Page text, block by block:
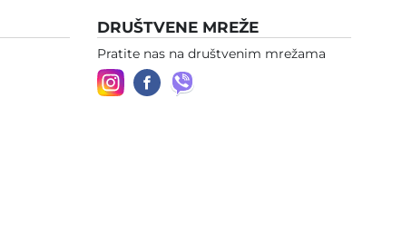
DRUŠTVENE MREŽE
Pratite nas na društvenim mrežama